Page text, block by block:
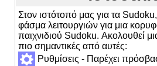
Στον ιστότοπό μας για τα
φάσμα λειτουργιών για μια
παιχνιδιού Sudoku. Ακολουθεί
πιο σημαντικές από αυτές:
Ρυθμίσεις - Παρέχει